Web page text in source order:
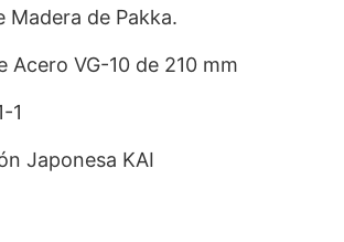
Madera de Pakka.
Acero VG-10 de 210 mm
1
Japonesa KAI